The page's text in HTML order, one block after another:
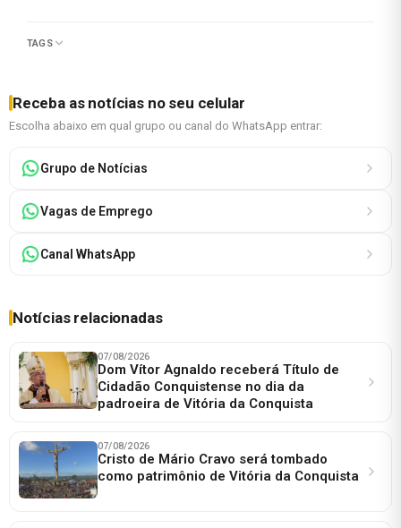
TAGS
Receba as notícias no seu celular
Escolha abaixo em qual grupo ou canal do WhatsApp entrar:
Grupo de Notícias
Vagas de Emprego
Canal WhatsApp
Notícias relacionadas
07/08/2026
Dom Vítor Agnaldo receberá Título de
Cidadão Conquistense no dia da
padroeira de Vitória da Conquista
07/08/2026
Cristo de Mário Cravo será tombado
como patrimônio de Vitória da Conquista